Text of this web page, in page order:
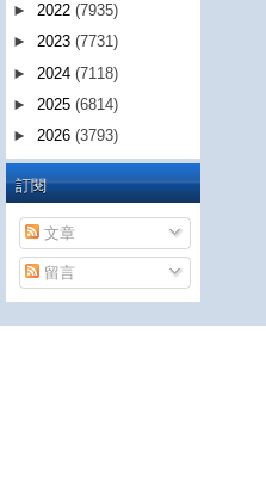
► 2022 (7935)
► 2023 (7731)
► 2024 (7118)
► 2025 (6814)
► 2026 (3793)
訂閱
文章
留言